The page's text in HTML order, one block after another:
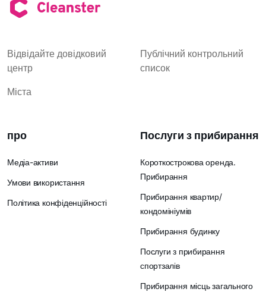
Відвідайте довідковий
центр
Публічний контрольний
список
Міста
про
Медіа-активи
Умови використання
Політика конфіденційності
Послуги з прибирання
Короткострокова оренда.
Прибирання
Прибирання квартир/
кондомініумів
Прибирання будинку
Послуги з прибирання
спортзалів
Прибирання місць загального